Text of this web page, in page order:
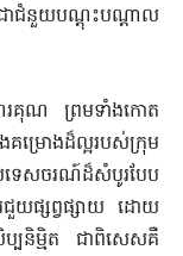
ាជំនួយបណ្តុះបណ្តាល
ណរគុណ ព្រមទាំងកោត
គម្រោងដ៏ល្អរបស់ក្រុម
េសចរណ៍ដ៏សំបូរបែប
ជួយផ្សព្វផ្សាយ ដោយ
សិប្បនិម្មិត ជាពិសេសគឺ